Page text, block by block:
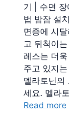
기 | 수면
법 밤잠 설
면증에 시
고 뒤척이
레스는 더
주고 있지
멜라토닌의
세요. 멜라
Read more